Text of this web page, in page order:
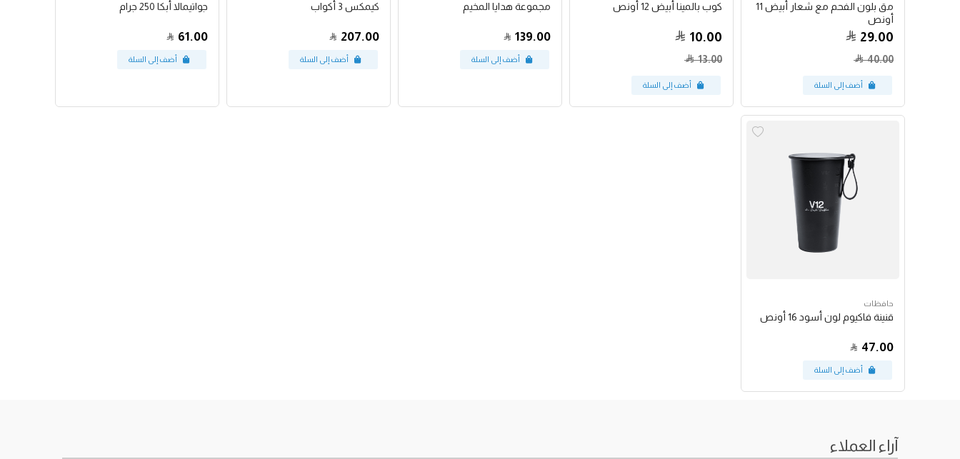
مق بلون الفحم مع شعار أبيض 11
أونص
29.00
40.00
كوب بالمينا أبيض 12 أونص
10.00
13.00
مجموعة هدايا المخيم
139.00
كيمكس 3 أكواب
207.00
جواتيمالا أبكا 250 جرام
61.00
حافظات
قنينة فاكيوم لون أسود 16 أونص
47.00
آراء العملاء